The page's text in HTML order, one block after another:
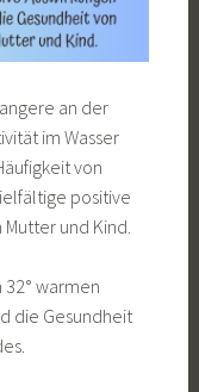
an der
im Wasser
von
positive
und Kind.
warmen
die Gesundheit